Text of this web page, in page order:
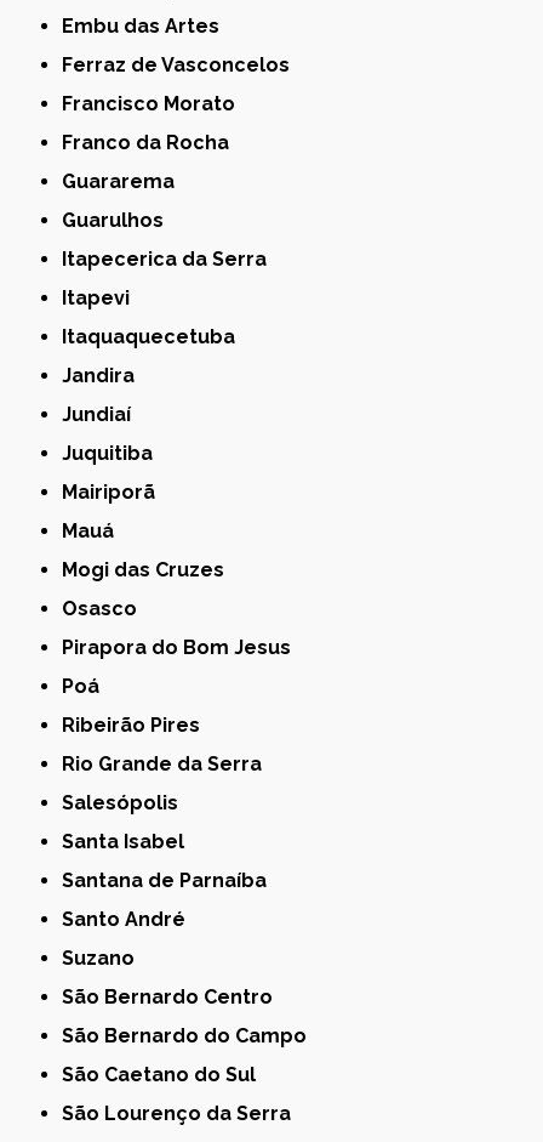
Embu das Artes
Ferraz de Vasconcelos
Francisco Morato
Franco da Rocha
Guararema
Guarulhos
Itapecerica da Serra
Itapevi
Itaquaquecetuba
Jandira
Jundiaí
Juquitiba
Mairiporã
Mauá
Mogi das Cruzes
Osasco
Pirapora do Bom Jesus
Poá
Ribeirão Pires
Rio Grande da Serra
Salesópolis
Santa Isabel
Santana de Parnaíba
Santo André
Suzano
São Bernardo Centro
São Bernardo do Campo
São Caetano do Sul
São Lourenço da Serra